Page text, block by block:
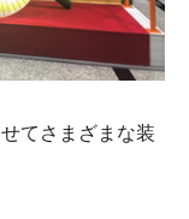
てさまざまな装